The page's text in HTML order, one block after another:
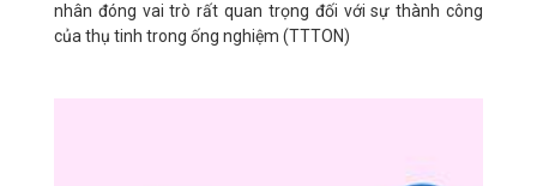
nhân đóng vai trò rất quan trọng đối với sự thành công
của thụ tinh trong ống nghiệm (TTTON)